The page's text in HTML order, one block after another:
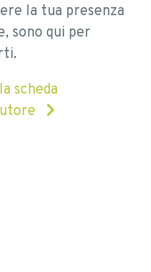
la tua presenza
sono qui per
scheda